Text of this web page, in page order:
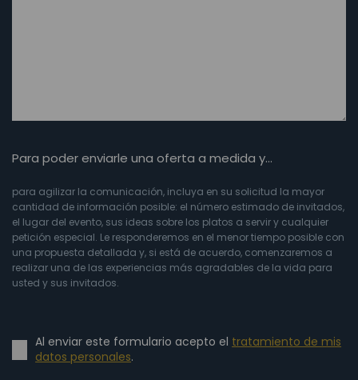
Para poder enviarle una oferta a medida y…
para agilizar la comunicación, incluya en su solicitud la mayor
cantidad de información posible: el número estimado de invitados,
el lugar del evento, sus ideas sobre los platos a servir y cualquier
petición especial. Le responderemos en el menor tiempo posible con
una propuesta detallada y, si está de acuerdo, comenzaremos a
realizar una de las experiencias más agradables de la vida para
usted y sus invitados.
Al enviar este formulario acepto el tratamiento de mis
datos personales.